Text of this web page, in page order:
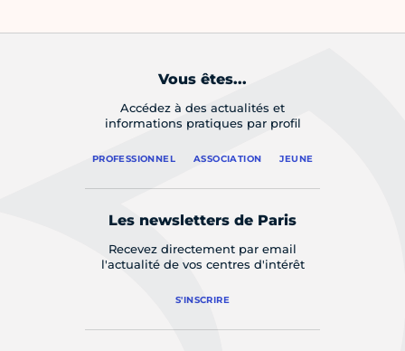
Vous êtes...
Accédez à des actualités et
informations pratiques par profil
PROFESSIONNEL ASSOCIATION JEUNE
Les newsletters de Paris
Recevez directement par email
l'actualité de vos centres d'intérêt
S'INSCRIRE